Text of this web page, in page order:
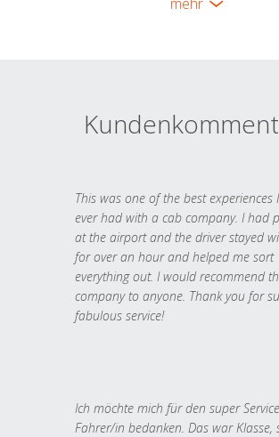
This was one of the best experiences
ever had with a cab company. I had
at the airport and the driver stayed
for over an hour and helped me sort
everything out. I would recommend
company to anyone. Thank you for
fabulous service!
Ich möchte mich für den super
Fahrer/in bedanken. Das war Klasse,